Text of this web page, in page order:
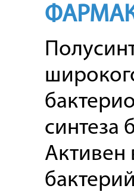
синтеза
Активен